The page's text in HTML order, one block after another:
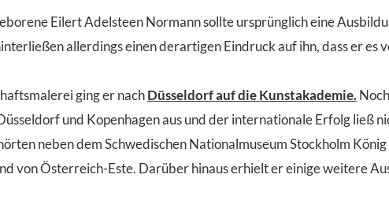
Eilert Adelsteen Normann sollte ursprünglich eine
allerdings einen derartigen Eindruck auf ihn, dass er es
ging er nachDüsseldorf auf die Kunstakademie.
und Kopenhagen aus und der internationale Erfolg ließ
neben dem Schwedischen Nationalmuseum Stockholm
von Österreich-Este. Darüber hinaus erhielt er einige weitere